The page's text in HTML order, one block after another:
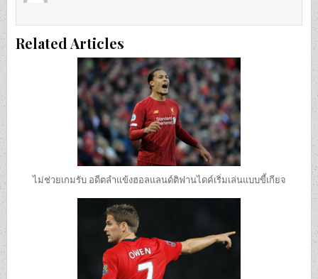
Related Articles
ไม่ช่วยเกมรับ อดีตลำแข้งฮอลแลนด์ติฟานไดค์เริ่มเล่นแบบขี้เกียจ